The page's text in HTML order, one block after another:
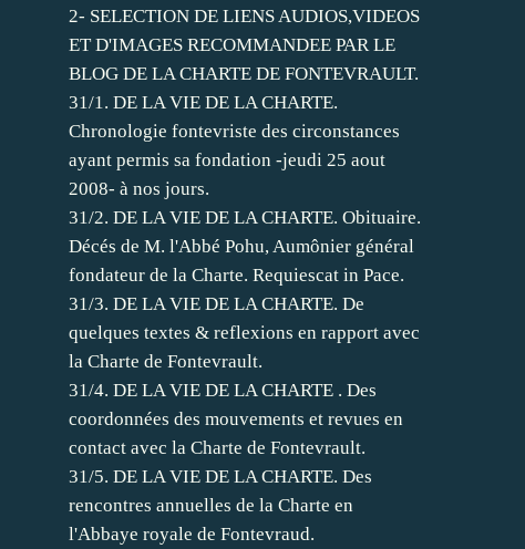
2- SELECTION DE LIENS AUDIOS,VIDEOS
ET D'IMAGES RECOMMANDEE PAR LE
BLOG DE LA CHARTE DE FONTEVRAULT.
31/1. DE LA VIE DE LA CHARTE.
Chronologie fontevriste des circonstances
ayant permis sa fondation -jeudi 25 aout
2008- à nos jours.
31/2. DE LA VIE DE LA CHARTE. Obituaire.
Décés de M. l'Abbé Pohu, Aumônier général
fondateur de la Charte. Requiescat in Pace.
31/3. DE LA VIE DE LA CHARTE. De
quelques textes & reflexions en rapport avec
la Charte de Fontevrault.
31/4. DE LA VIE DE LA CHARTE . Des
coordonnées des mouvements et revues en
contact avec la Charte de Fontevrault.
31/5. DE LA VIE DE LA CHARTE. Des
rencontres annuelles de la Charte en
l'Abbaye royale de Fontevraud.